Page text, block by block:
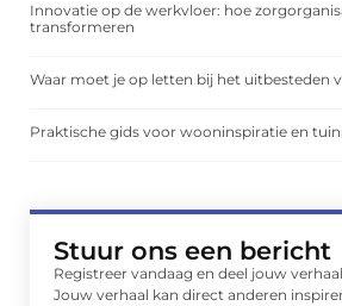
Innovatie op de werkvloer: hoe
transformeren
Waar moet je op letten bij het uitbesteden
Praktische gids voor wooninspiratie en
Stuur ons een bericht
Registreer vandaag en deel jouw
Jouw verhaal kan direct anderen